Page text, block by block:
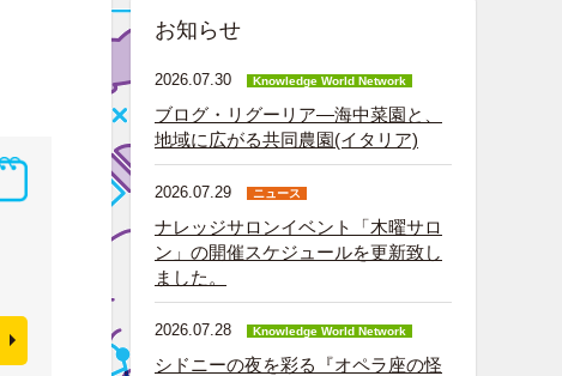
お知らせ
2026.07.30 Knowledge World Network
ブログ・リグーリア―海中菜園と、
地域に広がる共同農園(イタリア)
2026.07.29 ニュース
ナレッジサロンイベント「木曜サロ
ン」の開催スケジュールを更新致し
ました。
2026.07.28 Knowledge World Network
シドニーの夜を彩る『オペラ座の怪